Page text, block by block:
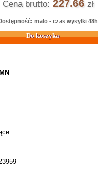
Cena brutto: 227.66 zł
mało - czas wysyłki 48h